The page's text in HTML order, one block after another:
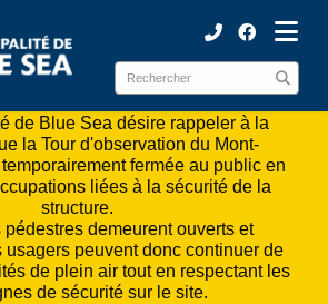
)
de Blue Sea désire rappeler à la
la Tour d'observation du Mont-
fermée au public en
liées à la sécurité de la
structure.
pédestres demeurent ouverts et
peuvent donc continuer de
de plein air tout en respectant les
de sécurité sur le site.